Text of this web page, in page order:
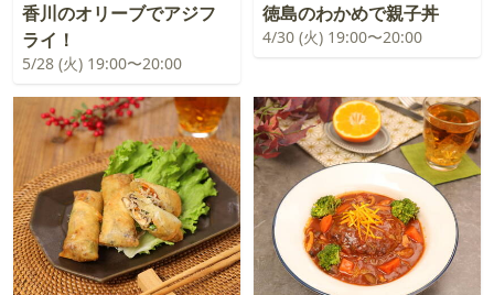
香川のオリーブでアジフ
ライ！
5/28 (火) 19:00〜20:00
徳島のわかめで親子丼
4/30 (火) 19:00〜20:00